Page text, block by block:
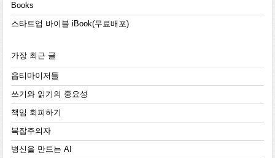
Books
스타트업 바이블 iBook(무료배포)
가장 최근 글
옵티마이저들
쓰기와 읽기의 중요성
책임 회피하기
복잡주의자
병신을 만드는 AI